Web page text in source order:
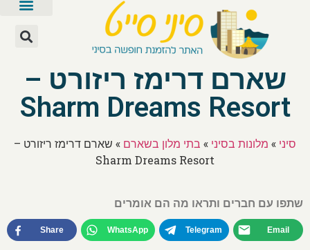
שארם דרימז ריזורט –
Sharm Dreams Resort
סיני » מלונות בסיני » בתי מלון בשארם » שארם דרימז ריזורט –
Sharm Dreams Resort
שתפו עם חברים ותראו מה הם אומרים
Share WhatsApp Telegram Email